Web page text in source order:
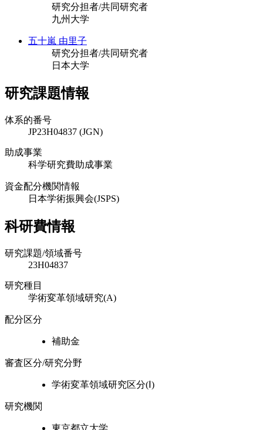
研究分担者/共同研究者
九州大学
五十嵐 由里子
研究分担者/共同研究者
日本大学
研究課題情報
体系的番号
JP23H04837 (JGN)
助成事業
科学研究費助成事業
資金配分機関情報
日本学術振興会(JSPS)
科研費情報
研究課題/領域番号
23H04837
研究種目
学術変革領域研究(A)
配分区分
補助金
審査区分/研究分野
学術変革領域研究区分(Ⅰ)
研究機関
東京都立大学